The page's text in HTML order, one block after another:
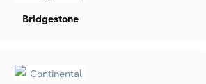
Bridgestone